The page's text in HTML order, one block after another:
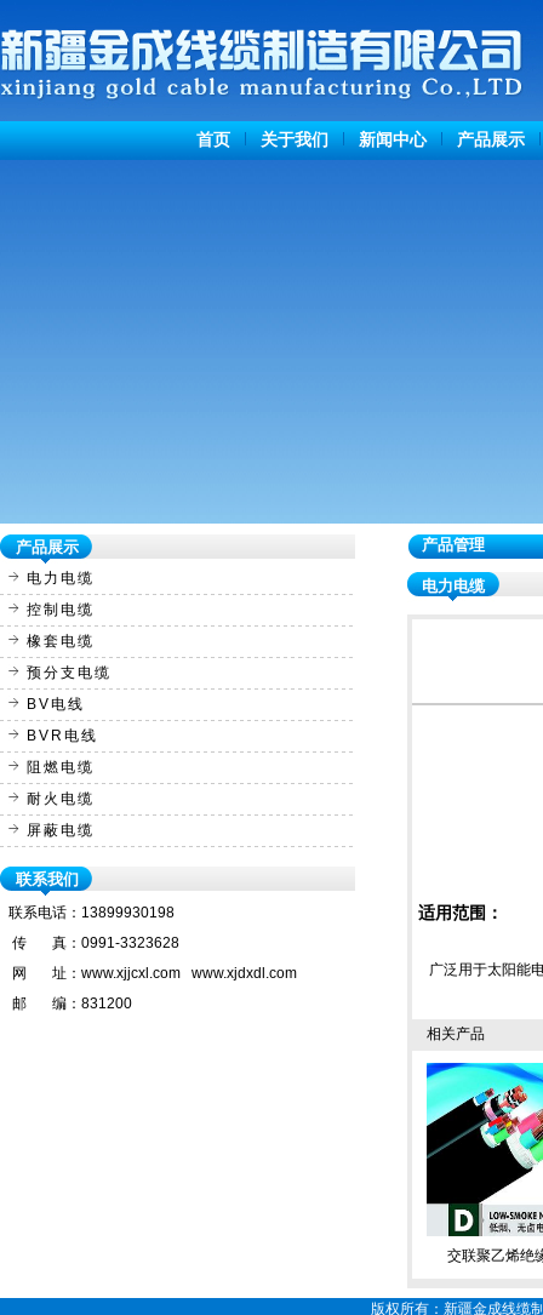
首页 关于我们 新闻中心 产品展示
产品展示
电力电缆
控制电缆
橡套电缆
预分支电缆
BV电线
BVR电线
阻燃电缆
耐火电缆
屏蔽电缆
联系我们
联系电话： 13899930198
传 真： 0991-3323628
网 址： www.xjjcxl.com www.xjdxdl.com
邮 编： 831200
产品管理
电力电缆
适用范围：
广泛用于太阳能
相关产品
交联聚乙烯绝
版权所有：新疆金成线